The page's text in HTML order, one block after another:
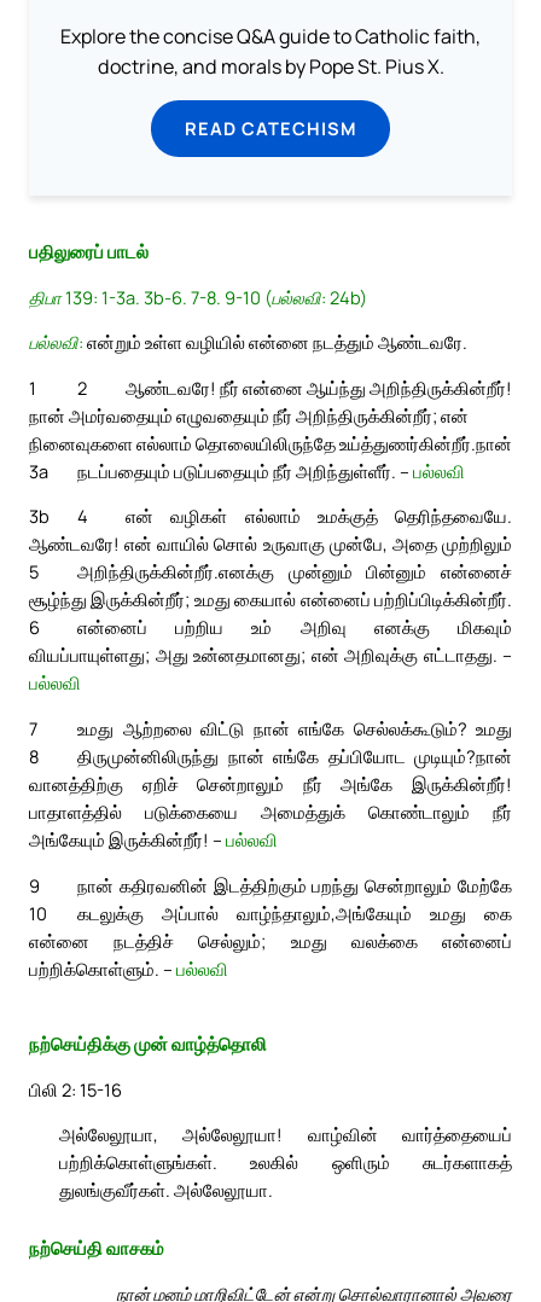
Explore the concise Q&A guide to Catholic faith,
doctrine, and morals by Pope St. Pius X.
READ CATECHISM
பதிலுரைப் பாடல்
திபா 139: 1-3a. 3b-6. 7-8. 9-10 (பல்லவி: 24b)
பல்லவி: என்றும் உள்ள வழியில் என்னை நடத்தும் ஆண்டவரே.
1
ஆண்டவரே! நீர் என்னை ஆய்ந்து அறிந்திருக்கின்றீர்!
2
நான் அமர்வதையும் எழுவதையும் நீர் அறிந்திருக்கின்றீர்; என்
நினைவுகளை எல்லாம் தொலையிலிருந்தே உய்த்துணர்கின்றீர்.
3a
நான்
நடப்பதையும் படுப்பதையும் நீர் அறிந்துள்ளீர். – பல்லவி
3b
என் வழிகள் எல்லாம் உமக்குத் தெரிந்தவையே.
4
ஆண்டவரே! என் வாயில் சொல் உருவாகு முன்பே, அதை முற்றிலும்
அறிந்திருக்கின்றீர்.
5
எனக்கு முன்னும் பின்னும் என்னைச்
சூழ்ந்து இருக்கின்றீர்; உமது கையால் என்னைப் பற்றிப்பிடிக்கின்றீர்.
6
என்னைப் பற்றிய உம் அறிவு எனக்கு மிகவும்
வியப்பாயுள்ளது; அது உன்னதமானது; என் அறிவுக்கு எட்டாதது. –
பல்லவி
7
உமது ஆற்றலை விட்டு நான் எங்கே செல்லக்கூடும்? உமது
திருமுன்னிலிருந்து நான் எங்கே தப்பியோட முடியும்?
8
நான்
வானத்திற்கு ஏறிச் சென்றாலும் நீர் அங்கே இருக்கின்றீர்!
பாதாளத்தில் படுக்கையை அமைத்துக் கொண்டாலும் நீர்
அங்கேயும் இருக்கின்றீர்! – பல்லவி
9
நான் கதிரவனின் இடத்திற்கும் பறந்து சென்றாலும் மேற்கே
கடலுக்கு அப்பால் வாழ்ந்தாலும்,
10
அங்கேயும் உமது கை
என்னை நடத்திச் செல்லும்; உமது வலக்கை என்னைப்
பற்றிக்கொள்ளும். – பல்லவி
நற்செய்திக்கு முன் வாழ்த்தொலி
பிலி 2: 15-16
அல்லேலூயா, அல்லேலூயா! வாழ்வின் வார்த்தையைப்
பற்றிக்கொள்ளுங்கள். உலகில் ஒளிரும் சுடர்களாகத்
துலங்குவீர்கள். அல்லேலூயா.
நற்செய்தி வாசகம்
நான் மனம் மாறிவிட்டேன் என்று சொல்வாரானால் அவரை